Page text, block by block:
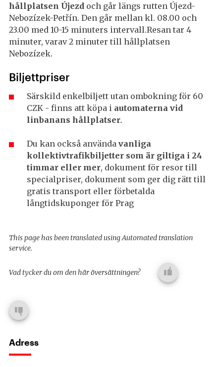
hållplatsen Újezd och går längs rutten Újezd-
Nebozízek-Petřín. Den går mellan kl. 08.00 och
23.00 med 10-15 minuters intervall.Resan tar 4
minuter, varav 2 minuter till hållplatsen
Nebozízek.
Biljettpriser
Särskild enkelbiljett utan ombokning för 60
CZK - finns att köpa i automaterna vid
linbanans hållplatser.
Du kan också använda vanliga
kollektivtrafikbiljetter som är giltiga i 24
timmar eller mer, dokument för resor till
specialpriser, dokument som ger dig rätt till
gratis transport eller förbetalda
långtidskuponger för Prag
This page has been translated using Automated translation
service.
Vad tycker du om den här översättningen?
Adress